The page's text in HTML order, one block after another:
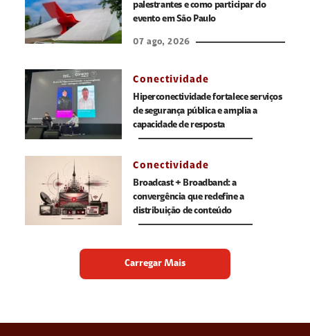
palestrantes e como participar do
evento em São Paulo
07 ago, 2026
Conectividade
Hiperconectividade fortalece serviços
de segurança pública e amplia a
capacidade de resposta
Conectividade
Broadcast + Broadband: a
convergência que redefine a
distribuição de conteúdo
Carregar Mais